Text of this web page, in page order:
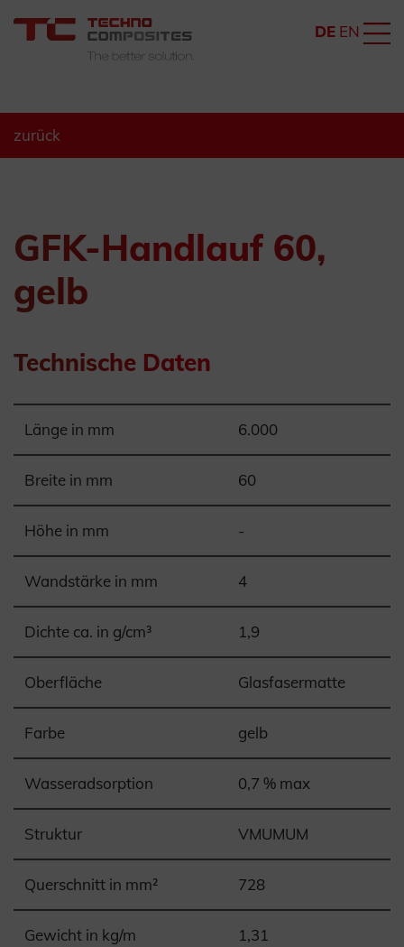
DE EN
zurück
GFK-Handlauf 60,
gelb
Technische Daten
Länge in mm 6.000
Breite in mm 60
Höhe in mm -
Wandstärke in mm 4
Dichte ca. in g/cm³ 1,9
Oberfläche Glasfasermatte
Farbe gelb
Wasseradsorption 0,7 % max
Struktur VMUMUM
Querschnitt in mm² 728
Gewicht in kg/m 1,31